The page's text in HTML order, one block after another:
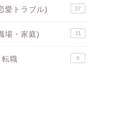
愛トラブル) 37
場・家庭) 31
転職 9